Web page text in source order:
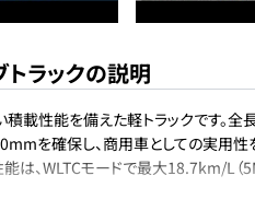
ラックの説明
積載性能を備えた軽トラックです。
を確保し、商用車としての実用
は、WLTCモードで最大18.7km/L（